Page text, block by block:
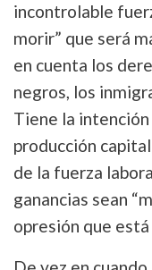
incontrolable
morir” que será
en cuenta los
negros, los
Tiene la
producción
de la fuerza
ganancias sean
opresión que